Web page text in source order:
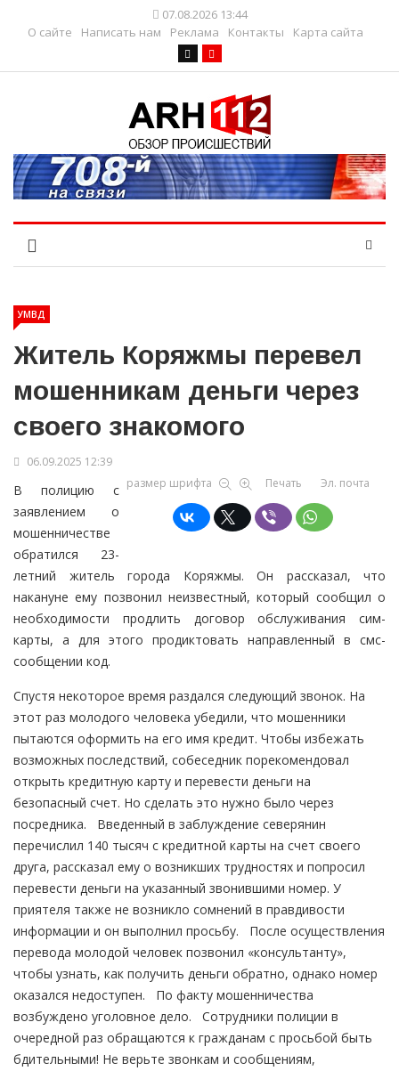
07.08.2026 13:44
О сайте
Написать нам Реклама Контакты Карта сайта
УМВД
Житель Коряжмы перевел
мошенникам деньги через
своего знакомого
06.09.2025 12:39
размер шрифта
Печать Эл. почта
В полицию с
заявлением о
мошенничестве
обратился 23-
летний житель города Коряжмы. Он рассказал, что
накануне ему позвонил неизвестный, который сообщил о
необходимости продлить договор обслуживания сим-
карты, а для этого продиктовать направленный в смс-
сообщении код.
Спустя некоторое время раздался следующий звонок. На
этот раз молодого человека убедили, что мошенники
пытаются оформить на его имя кредит. Чтобы избежать
возможных последствий, собеседник порекомендовал
открыть кредитную карту и перевести деньги на
безопасный счет. Но сделать это нужно было через
посредника. Введенный в заблуждение северянин
перечислил 140 тысяч с кредитной карты на счет своего
друга, рассказал ему о возникших трудностях и попросил
перевести деньги на указанный звонившими номер. У
приятеля также не возникло сомнений в правдивости
информации и он выполнил просьбу. После осуществления
перевода молодой человек позвонил «консультанту»,
чтобы узнать, как получить деньги обратно, однако номер
оказался недоступен. По факту мошенничества
возбуждено уголовное дело. Сотрудники полиции в
очередной раз обращаются к гражданам с просьбой быть
бдительными! Не верьте звонкам и сообщениям,